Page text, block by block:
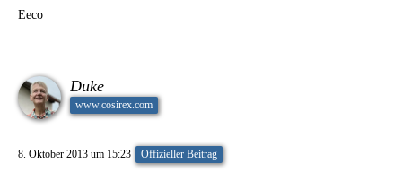
Eeco
Duke
www.cosirex.com
8. Oktober 2013 um 15:23 Offizieller Beitrag